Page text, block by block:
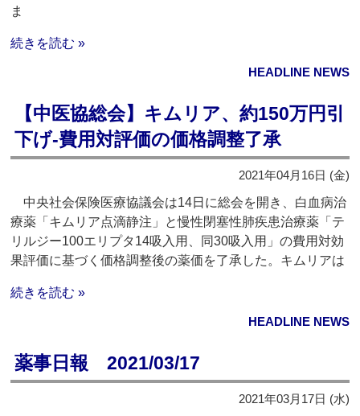
ま
続きを読む »
HEADLINE NEWS
【中医協総会】キムリア、約150万円引
下げ‐費用対評価の価格調整了承
2021年04月16日 (金)
中央社会保険医療協議会は14日に総会を開き、白血病治
療薬「キムリア点滴静注」と慢性閉塞性肺疾患治療薬「テ
リルジー100エリプタ14吸入用、同30吸入用」の費用対効
果評価に基づく価格調整後の薬価を了承した。キムリアは
続きを読む »
HEADLINE NEWS
薬事日報 2021/03/17
2021年03月17日 (水)